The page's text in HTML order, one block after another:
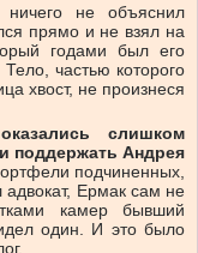
ничего не объяснил
прямо и не взял на
годами был его
частью которого
хвост, не произнеся
слишком
поддержать Андрея
подчиненных,
адвокат, Ермак сам не
камер бывший
один. И это было